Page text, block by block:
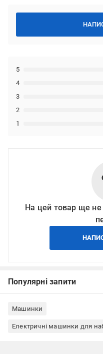
1
2
3
4
5
На цей товар ще не
Популярні запити
Машинки
Електричні машинки для